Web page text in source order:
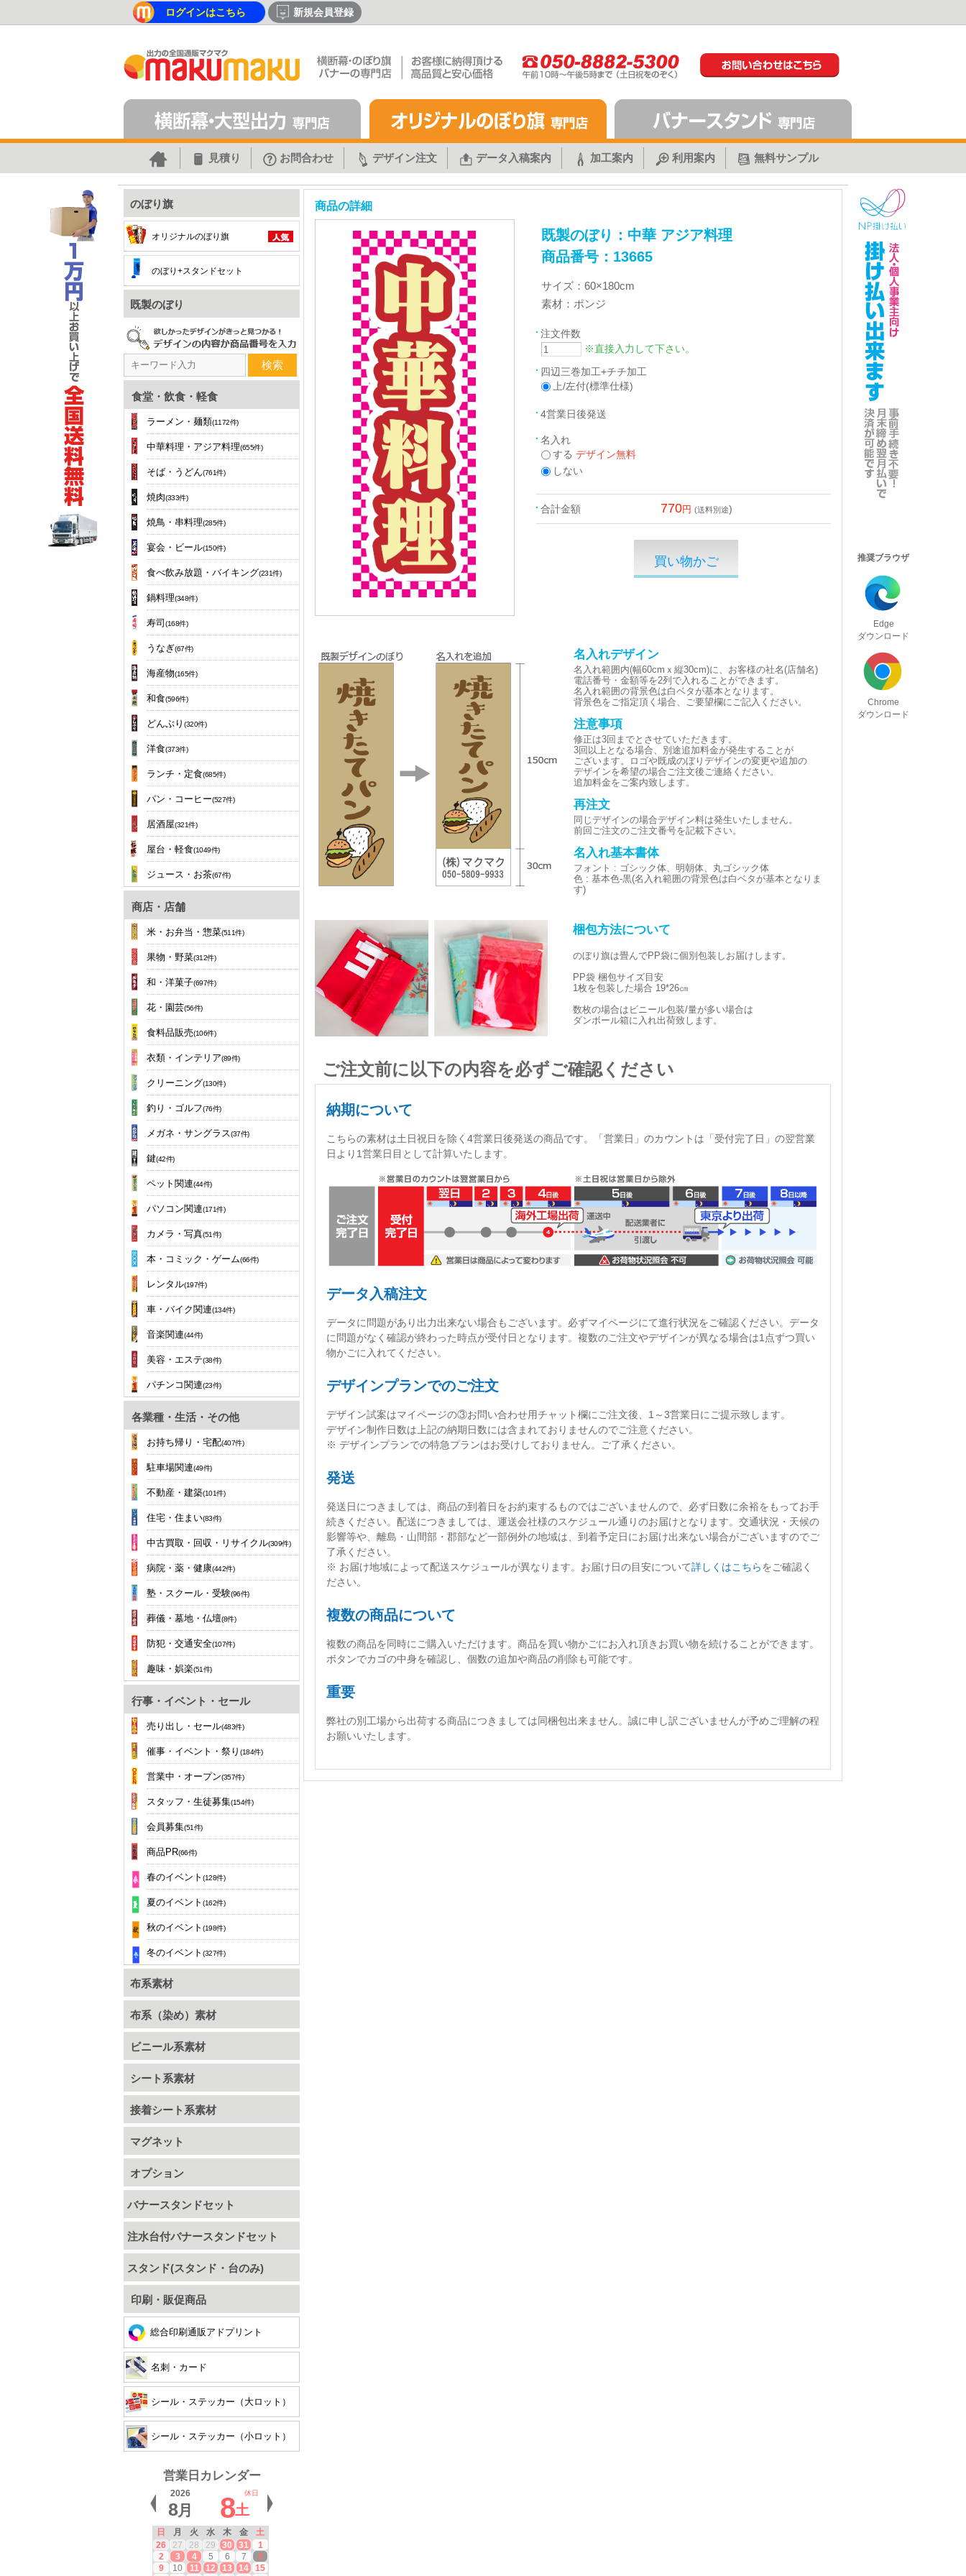
ログインはこちら 新規会員登録
見積り お問合わせ デザイン注文 データ入稿案内 加工案内 利用案内 無料サンプル
のぼり旗
オリジナルのぼり旗
のぼり+スタンドセット
既製のぼり
検索
食堂・飲食・軽食
ラーメン・麺類(1172件)
中華料理・アジア料理(655件)
そば・うどん(761件)
焼肉(333件)
焼鳥・串料理(285件)
宴会・ビール(150件)
食べ飲み放題・バイキング(231件)
鍋料理(348件)
寿司 (168件)
うなぎ(67件)
海産物(165件)
和食(596件)
どんぶり (320件)
洋食(373件)
ランチ・定食(685件)
パン・コーヒー(527件)
居酒屋(321件)
屋台・軽食(1049件)
ジュース・お茶(67件)
商店・店舗
米・お弁当・惣菜(511件)
果物・野菜(312件)
和・洋菓子(697件)
花・園芸(56件)
食料品販売(106件)
衣類・インテリア(89件)
クリーニング(130件)
釣り・ゴルフ(76件)
メガネ・サングラス(37件)
鍵(42件)
ペット関連(44件)
パソコン関連(171件)
カメラ・写真(51件)
本・コミック・ゲーム(66件)
レンタル(197件)
車・バイク関連(134件)
音楽関連(44件)
美容・エステ(38件)
パチンコ関連(23件)
各業種・生活・その他
お持ち帰り・宅配(407件)
駐車場関連(49件)
不動産・建築(101件)
住宅・住まい(83件)
中古買取・回収・リサイクル(309件)
病院・薬・健康(442件)
塾・スクール・受験(96件)
葬儀・墓地・仏壇(8件)
防犯・交通安全(107件)
趣味・娯楽(51件)
行事・イベント・セール
売り出し・セール(483件)
催事・イベント・祭り (184件)
営業中・オープン(357件)
スタッフ・生徒募集(154件)
会員募集(51件)
商品PR(66件)
春のイベント (128件)
夏のイベント (162件)
秋のイベント (198件)
冬のイベント (327件)
布系素材
布系（染め）素材
ビニール系素材
シート系素材
接着シート系素材
マグネット
オプション
バナースタンドセット
注水台付バナースタンドセット
スタンド(スタンド・台のみ)
印刷・販促商品
総合印刷通販アドプリント
名刺・カード
シール・ステッカー（大ロット）
シール・ステッカー（小ロット）
営業日カレンダー
2026
8月
休日
8土
日 月 火 水 木 金
土
26
27 28 29 30 31
1
2
3 4 5 6 7
8
9
10 11 12 13 14
15
推奨ブラウザ
Edge
ダウンロード
Chrome
ダウンロード
商品の詳細
既製のぼり：中華 アジア料理
商品番号：13665
サイズ：60×180cm
素材：ポンジ
注文件数
※直接入力して下さい。
四辺三巻加工+チチ加工
上/左付(標準仕様)
4営業日後発送
名入れ
する デザイン無料
しない
合計金額 770 (送料別途)
名入れデザイン
名入れ範囲内(幅60cmｘ縦30cm)に、お客様の社名(店舗名)
電話番号・金額等を2列で入れることができます。
名入れ範囲の背景色は白ベタが基本となります。
背景色をご指定頂く場合、ご要望欄にご記入ください。
注意事項
修正は3回までとさせていただきます。
3回以上となる場合、別途追加料金が発生することが
ございます。ロゴや既成のぼりデザインの変更や追加の
デザインを希望の場合ご注文後ご連絡ください。
追加料金をご案内致します。
再注文
同じデザインの場合デザイン料は発生いたしません。
前回ご注文のご注文番号を記載下さい。
名入れ基本書体
フォント : ゴシック体、明朝体、丸ゴシック体
色 : 基本色-黒(名入れ範囲の背景色は白ベタが基本となりま
す)
梱包方法について
のぼり旗は畳んでPP袋に個別包装しお届けします。
PP袋 梱包サイズ目安
1枚を包装した場合 19*26㎝
数枚の場合はビニール包装/量が多い場合は
ダンボール箱に入れ出荷致します。
ご注文前に以下の内容を必ずご確認ください
納期について
こちらの素材は土日祝日を除く4営業日後発送の商品です。「営業日」のカウントは「受付完了日」の翌営業
日より1営業日目として計算いたします。
データ入稿注文
データに問題があり出力出来ない場合もございます。必ずマイページにて進行状況をご確認ください。 データ
に問題がなく確認が終わった時点が受付日 となります。複数のご注文やデザインが異なる場合は1点ずつ買い
物かごに入れてください。
デザインプランでのご注文
デザイン試案はマイページの③お問い合わせ用チャット欄にご注文後、 1～3営業日にご提示致します。
デザイン制作日数は上記の納期日数には含まれておりませんのでご注意ください。
※ デザインプランでの特急プランはお受けしておりません。ご了承ください。
発送
発送日につきましては、 商品の到着日をお約束するものではございませんので、必ず日数に余裕をもってお手
続きください。配送につきましては、運送会社様のスケジュール通りのお届けとなります。交通状況・天候の
影響等や、離島・山間部・郡部など一部例外の地域は、到着予定日にお届け出来ない場合がございますのでご
了承ください。
※ お届け地域によって配送スケジュールが異なります。お届け日の目安について詳しくはこちらをご確認く
ださい。
複数の商品について
複数の商品を同時にご購入いただけます。商品を買い物かごにお入れ頂きお買い物を続けることができます。
ボタンでカゴの中身を確認し、個数の追加や商品の削除も可能です。
重要
弊社の別工場から出荷する商品につきましては同梱包出来ません。誠に申し訳ございませんが予めご理解の程
お願いいたします。